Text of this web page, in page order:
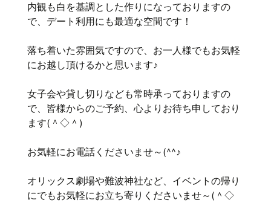
内観も白を基調とした作りになっておりますの
で、デート利用にも最適な空間です！
落ち着いた雰囲気ですので、お一人様でもお気軽
にお越し頂けるかと思います♪
女子会や貸し切りなども常時承っておりますの
で、皆様からのご予約、心よりお待ち申しており
ます(＾◇＾)
お気軽にお電話くださいませ～(^^♪
オリックス劇場や難波神社など、イベントの帰り
にでもお気軽にお立ち寄りくださいませ～(＾◇